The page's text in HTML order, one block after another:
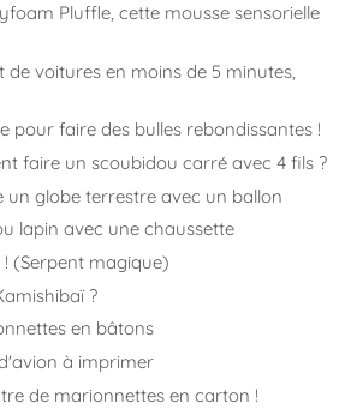
Pluffle, cette mousse sensorielle
voitures en moins de 5 minutes,
pour faire des bulles rebondissantes !
faire un scoubidou carré avec 4 fils ?
globe terrestre avec un ballon
lapin avec une chaussette
(Serpent magique)
?
en bâtons
à imprimer
de marionnettes en carton !